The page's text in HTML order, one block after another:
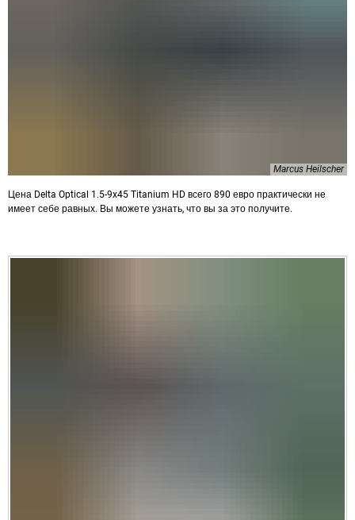
Marcus Heilscher
Цена Delta Optical 1.5-9x45 Titanium HD всего 890 евро практически не
имеет себе равных. Вы можете узнать, что вы за это получите.